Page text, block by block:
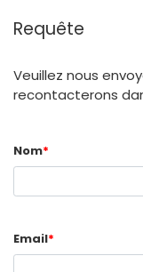
Requête
Veuillez nous
recontacterons
Nom*
Email*